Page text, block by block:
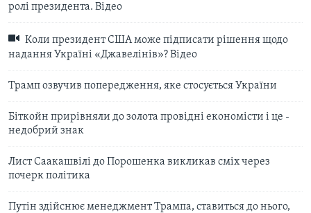
ролі президента. Відео
Коли президент США може підписати рішення щодо
надання Україні «Джавелінів»? Відео
Трамп озвучив попередження, яке стосується України
Біткойн прирівняли до золота провідні економісти і це -
недобрий знак
Лист Саакашвілі до Порошенка викликав сміх через
почерк політика
Путін здійснює менеджмент Трампа, ставиться до нього,